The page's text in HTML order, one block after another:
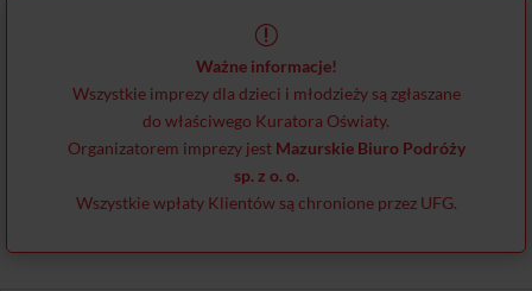
r
Ważne informacje!
Wszystkie imprezy dla dzieci i młodzieży są zgłaszane
do właściwego Kuratora Oświaty.
Organizatorem imprezy jest Mazurskie Biuro Podróży
sp. z o. o.
Wszystkie wpłaty Klientów są chronione przez UFG.